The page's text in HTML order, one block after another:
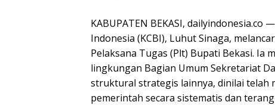
KABUPATEN BEKASI,
Indonesia (KCBI), Luhut Sinaga,
Pelaksana Tugas (Plt) Bupati Bekasi.
lingkungan Bagian Umum Sekretariat
struktural strategis lainnya, dinilai telah
pemerintah secara sistematis dan